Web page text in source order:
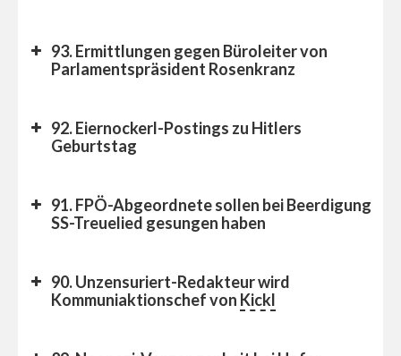
Ordnungsruf
93. Ermittlungen gegen Büroleiter von
Parlamentspräsident Rosenkranz
92. Eiernockerl-Postings zu Hitlers
Geburtstag
91. FPÖ-Abgeordnete sollen bei Beerdigung
SS-Treuelied gesungen haben
90. Unzensuriert-Redakteur wird
Kommuniaktionschef von Kickl